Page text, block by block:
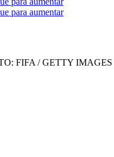
para aumentar